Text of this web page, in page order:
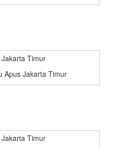
Apus Jakarta Timur